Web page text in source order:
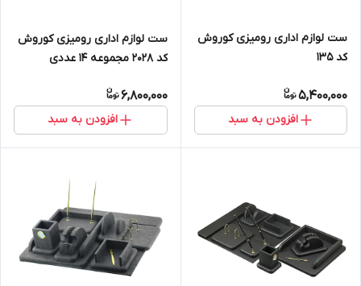
ست لوازم اداری رومیزی کوروش
کد 135
5,400,000
افزودن به سبد
ست لوازم اداری رومیزی کوروش
کد 2028 مجموعه 14 عددی
6,800,000
افزودن به سبد